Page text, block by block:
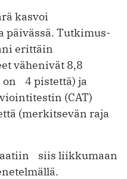
kasvoi
päivässä. Tutkimus­
erittäin
vähenivät 8,8
on 4 ­pistettä) ja
(CAT)
(merkitsevän raja
siis liikkumaan